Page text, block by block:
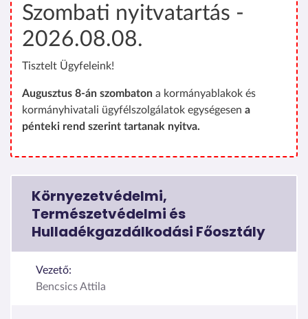
Szombati nyitvatartás -
2026.08.08.
Tisztelt Ügyfeleink!
Augusztus 8-án szombaton a kormányablakok és
kormányhivatali ügyfélszolgálatok egységesen a
pénteki rend szerint tartanak nyitva.
Környezetvédelmi,
Természetvédelmi és
Hulladékgazdálkodási Főosztály
Vezető:
Bencsics Attila